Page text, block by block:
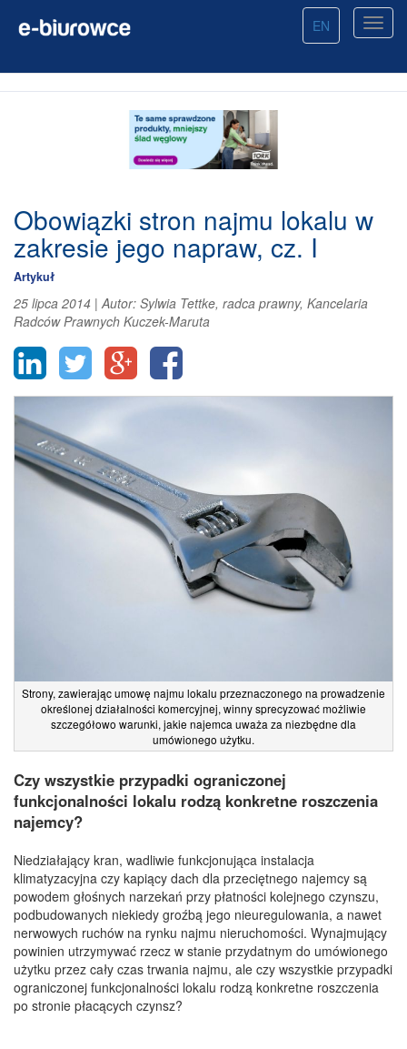
EN
Obowiązki stron najmu lokalu w
zakresie jego napraw, cz. I
Artykuł
25 lipca 2014 |Autor: Sylwia Tettke, radca prawny, Kancelaria
Radców Prawnych Kuczek-Maruta
Strony, zawierając umowę najmu lokalu przeznaczonego na prowadzenie
określonej działalności komercyjnej, winny sprecyzować możliwie
szczegółowo warunki, jakie najemca uważa za niezbędne dla
umówionego użytku.
Czy wszystkie przypadki ograniczonej
funkcjonalności lokalu rodzą konkretne roszczenia
najemcy?
Niedziałający kran, wadliwie funkcjonująca instalacja
klimatyzacyjna czy kapiący dach dla przeciętnego najemcy są
powodem głośnych narzekań przy płatności kolejnego czynszu,
podbudowanych niekiedy groźbą jego nieuregulowania, a nawet
nerwowych ruchów na rynku najmu nieruchomości. Wynajmujący
powinien utrzymywać rzecz w stanie przydatnym do umówionego
użytku przez cały czas trwania najmu, ale czy wszystkie przypadki
ograniczonej funkcjonalności lokalu rodzą konkretne roszczenia
po stronie płacących czynsz?